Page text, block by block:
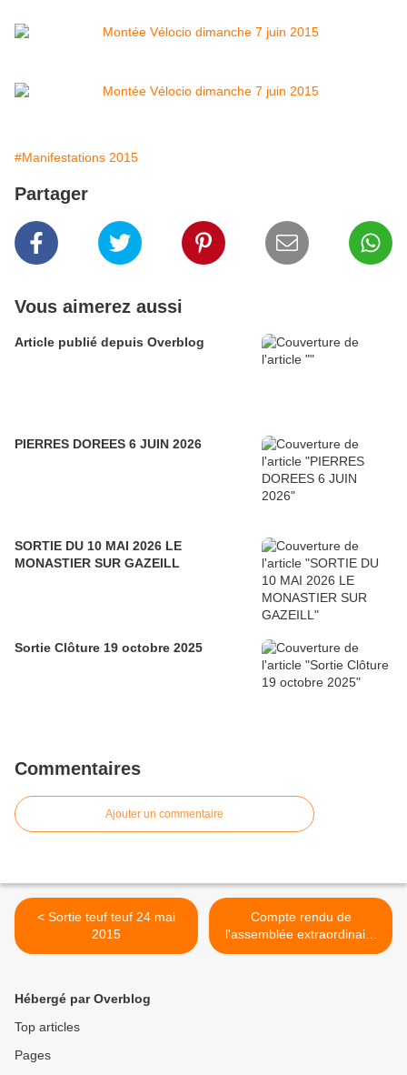
#Manifestations 2015
Partager
Vous aimerez aussi
Article publié depuis Overblog
PIERRES DOREES 6 JUIN 2026
SORTIE DU 10 MAI 2026 LE
MONASTIER SUR GAZEILL
Sortie Clôture 19 octobre 2025
Commentaires
Ajouter un commentaire
< Sortie teuf teuf 24 mai
2015
Compte rendu de
l'assemblée extraordinaire
du mercredi 2 septembre
Hébergé par Overblog
Top articles
Pages